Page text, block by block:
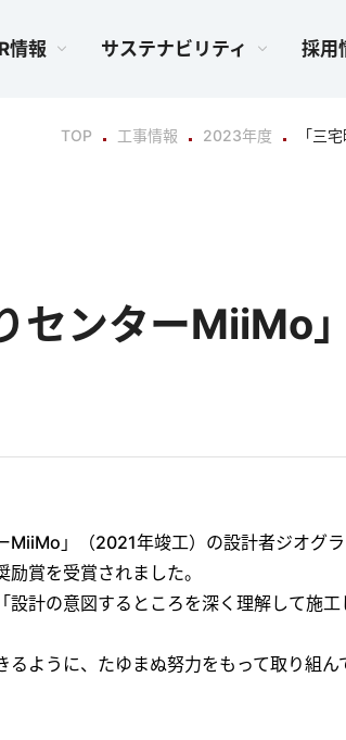
情報 サステナビリティ 採用
TOP 工事情報 2023年度 「三
センターMiiMo
MiiMo」（2021年竣工）の設計者ジオグ
賞を受賞されました。
計の意図するところを深く理解して施
ように、たゆまぬ努力をもって取り組ん